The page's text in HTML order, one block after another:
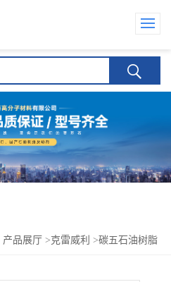
产品展厅 >克雷威利 >碳五石油树脂